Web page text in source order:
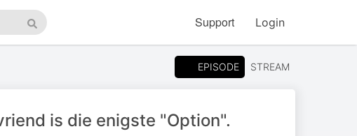
Search
Support Login
EPISODE STREAM
is die enigste "Option".